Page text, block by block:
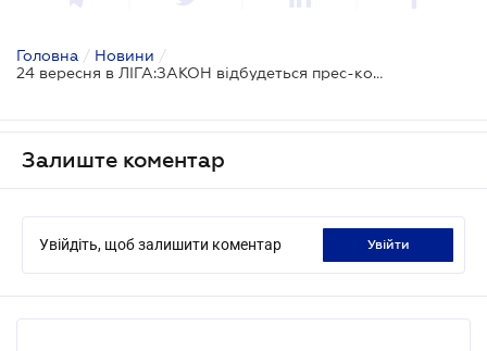
Головна / Новини /
24 вересня в ЛІГА:ЗАКОН відбудеться прес-конференція про запуск правил Incoterms® 2020 в Україні
Залиште коментар
Увійдіть, щоб залишити коментар увійти